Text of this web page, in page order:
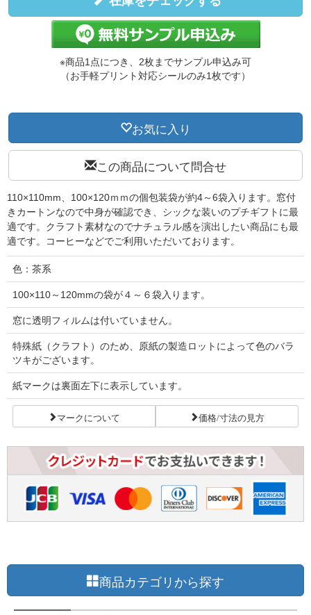
※商品1点につき、2枚までサンプル申込み可
（お手軽プリント対応シールのみ1枚です）
お気に入り
この商品について問合せ
110×110mm、100×120ｍｍの個包装袋が約4～6袋入ります。窓付
きカートンなので中身が確認でき、シックな装いのプチギフトに最
適です。クラフト素材なのでナチュラル感を演出したい商品にも最
適です。コーヒーなどでご利用いただいております。
色：茶系
100×110～120mmの袋が４～６袋入ります。
窓に透明フィルムは付いていません。
特殊紙（クラフト）のため、原紙の製造ロットによって色のバラ
ツキがございます。
紙マークは裏面左下に表示しています。
マークについて 価格/寸法の見方
商品カテゴリから探す